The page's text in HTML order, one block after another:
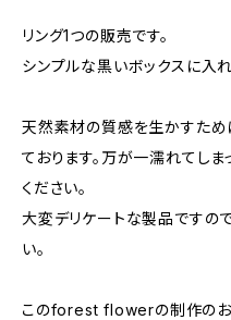
リング1つの販売です。
シンプルな黒いボックスに入
天然素材の質感を生かすた
ております。万が一濡れてし
ください。
大変デリケートな製品ですの
い。
このforest flowerの制作のお